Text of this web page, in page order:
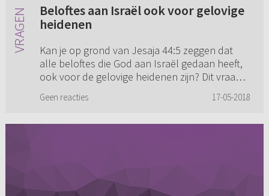
Beloftes aan Israël ook voor gelovige
heidenen
Kan je op grond van Jesaja 44:5 zeggen dat
alle beloftes die God aan Israël gedaan heeft,
ook voor de gelovige heidenen zijn? Dit vraag ik
alleen voor het vol...
Geen reacties 17-05-2018